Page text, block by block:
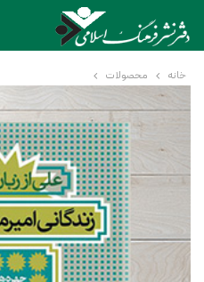
خانه محصولات